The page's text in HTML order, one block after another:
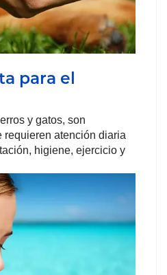
para el
y gatos, son
requieren atención diaria
higiene, ejercicio y